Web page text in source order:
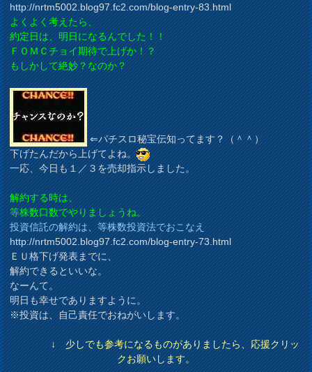
http://nrtm5002.blog97.fc2.com/blog-entry-83.html
よくよく考えたら、
約定日は、明日になるんでした！！
ＦＯＭＣチョイ期待で上げか！？
もしかして絶妙？なのか？
⇐パチスロ秘宝伝知ってます？（＾＾）
下げたんだから上げてよね。
一応、今日も１／３を売却指示しました。
解約する時は、
等株数口数でやりましょうね。
投資信託の解約は、等株数投資法でおこなえ
http://nrtm5002.blog97.fc2.com/blog-entry-73.html
ＥＵ格下げ発表までに、
解約できるといいな。
なーんて。
明日も幸せでありますように。
※投資は、自己責任でおねがいします。
↓ 少しでも参考になるものがありましたら、応援クリッ
クお願いします。